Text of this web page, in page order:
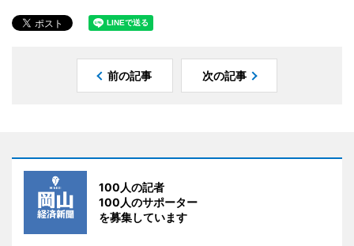
前の記事 次の記事
100人の記者
100人のサポーター
を募集しています